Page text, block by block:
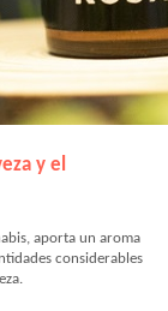
y el
aporta un aroma
considerables